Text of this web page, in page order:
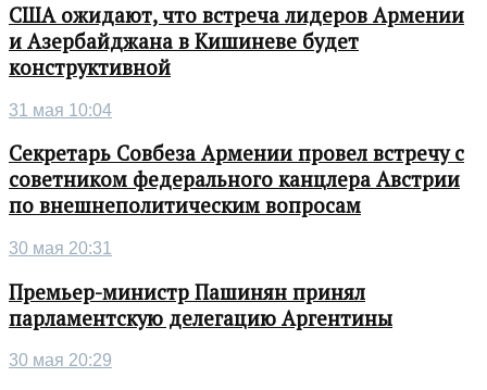
США ожидают, что встреча лидеров Армении
и Азербайджана в Кишиневе будет
конструктивной
31 мая 10:04
Секретарь Совбеза Армении провел встречу с
советником федерального канцлера Австрии
по внешнеполитическим вопросам
30 мая 20:31
Премьер-министр Пашинян принял
парламентскую делегацию Аргентины
30 мая 20:29